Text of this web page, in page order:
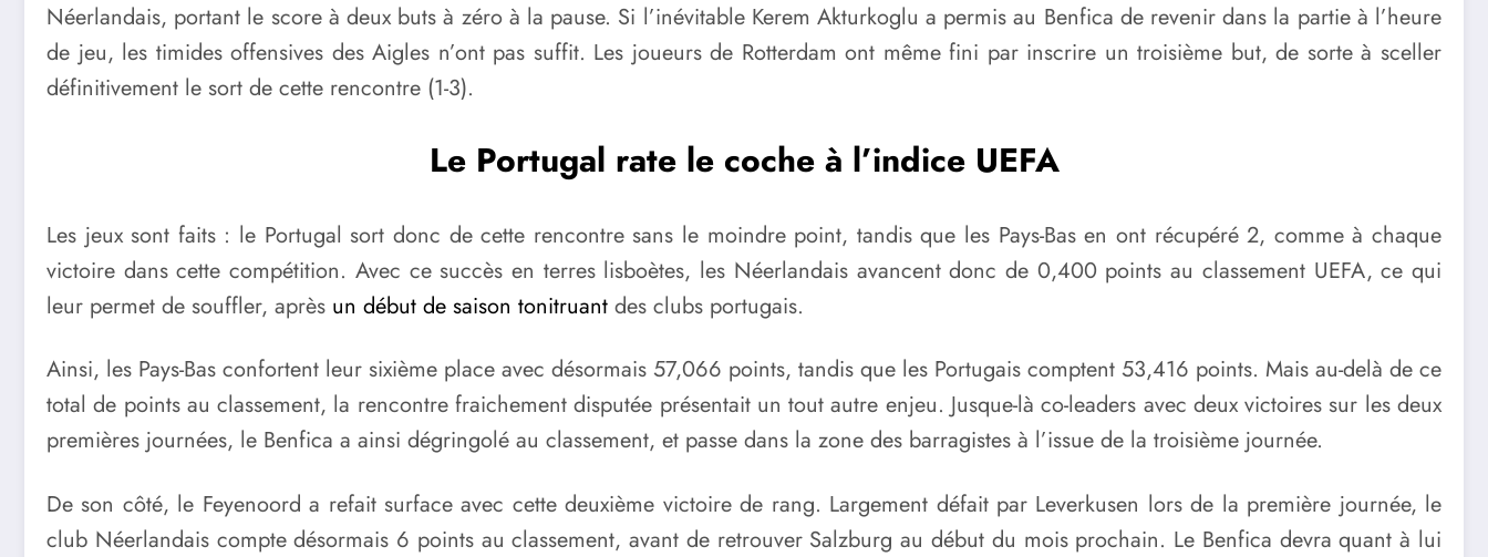
Néerlandais, portant le score à deux buts à zéro à la pause. Si l’inévitable Kerem Akturkoglu a permis au Benfica de revenir dans la partie à l’heure
de jeu, les timides offensives des Aigles n’ont pas suffit. Les joueurs de Rotterdam ont même fini par inscrire un troisième but, de sorte à sceller
définitivement le sort de cette rencontre (1-3).
Le Portugal rate le coche à l’indice UEFA
Les jeux sont faits : le Portugal sort donc de cette rencontre sans le moindre point, tandis que les Pays-Bas en ont récupéré 2, comme à chaque
victoire dans cette compétition. Avec ce succès en terres lisboètes, les Néerlandais avancent donc de 0,400 points au classement UEFA, ce qui
leur permet de souffler, après un début de saison tonitruant des clubs portugais.
Ainsi, les Pays-Bas confortent leur sixième place avec désormais 57,066 points, tandis que les Portugais comptent 53,416 points. Mais au-delà de ce
total de points au classement, la rencontre fraichement disputée présentait un tout autre enjeu. Jusque-là co-leaders avec deux victoires sur les deux
premières journées, le Benfica a ainsi dégringolé au classement, et passe dans la zone des barragistes à l’issue de la troisième journée.
De son côté, le Feyenoord a refait surface avec cette deuxième victoire de rang. Largement défait par Leverkusen lors de la première journée, le
club Néerlandais compte désormais 6 points au classement, avant de retrouver Salzburg au début du mois prochain. Le Benfica devra quant à lui